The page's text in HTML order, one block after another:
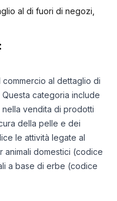
al di fuori di negozi,
commercio al dettaglio di
categoria include
vendita di prodotti
della pelle e dei
le attività legate al
animali domestici (codice
a base di erbe (codice